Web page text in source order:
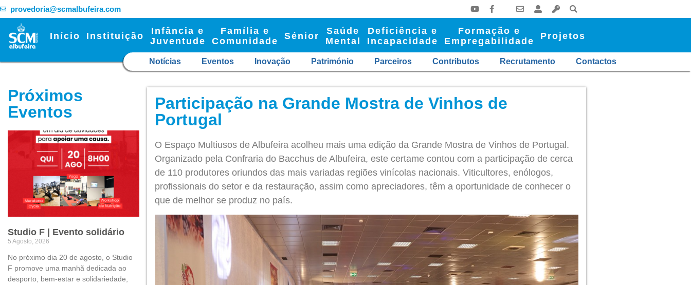
provedoria@scmalbufeira.com
Início Instituição
Infância e
Juventude
Família e
Comunidade
Sénior
Saúde
Mental
Deficiência e
Incapacidade
Formação e
Empregabilidade
Projetos
Notícias Eventos Inovação Património Parceiros Contributos Recrutamento Contactos
Próximos
Eventos
Studio F | Evento solidário
5 Agosto, 2026
No próximo dia 20 de agosto, o Studio
F promove uma manhã dedicada ao
desporto, bem-estar e solidariedade,
Participação na Grande Mostra de Vinhos de
Portugal
O Espaço Multiusos de Albufeira acolheu mais uma edição da Grande Mostra de Vinhos de Portugal.
Organizado pela Confraria do Bacchus de Albufeira, este certame contou com a participação de cerca
de 110 produtores oriundos das mais variadas regiões vinícolas nacionais. Viticultores, enólogos,
profissionais do setor e da restauração, assim como apreciadores, têm a oportunidade de conhecer o
que de melhor se produz no país.